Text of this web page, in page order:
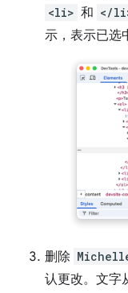
<li> 和 </
示，表示已选
删除
认更改。文字